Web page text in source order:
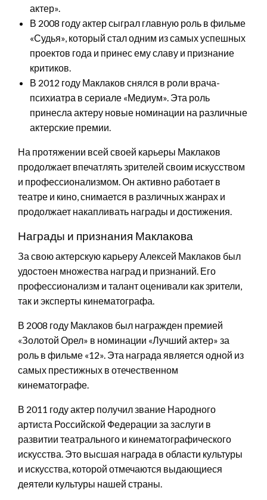
актер».
В 2008 году актер сыграл главную роль в фильме
«Судья», который стал одним из самых успешных
проектов года и принес ему славу и признание
критиков.
В 2012 году Маклаков снялся в роли врача-
психиатра в сериале «Медиум». Эта роль
принесла актеру новые номинации на различные
актерские премии.
На протяжении всей своей карьеры Маклаков
продолжает впечатлять зрителей своим искусством
и профессионализмом. Он активно работает в
театре и кино, снимается в различных жанрах и
продолжает накапливать награды и достижения.
Награды и признания Маклакова
За свою актерскую карьеру Алексей Маклаков был
удостоен множества наград и признаний. Его
профессионализм и талант оценивали как зрители,
так и эксперты кинематографа.
В 2008 году Маклаков был награжден премией
«Золотой Орел» в номинации «Лучший актер» за
роль в фильме «12». Эта награда является одной из
самых престижных в отечественном
кинематографе.
В 2011 году актер получил звание Народного
артиста Российской Федерации за заслуги в
развитии театрального и кинематографического
искусства. Это высшая награда в области культуры
и искусства, которой отмечаются выдающиеся
деятели культуры нашей страны.